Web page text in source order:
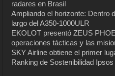
radares en Brasil
Ampliando el horizonte: Dentro
largo del A350-1000ULR
EKOLOT presentó ZEUS
operaciones tácticas y las
SKY Airline obtiene el primer
Ranking de Sostenibilidad Ipsos